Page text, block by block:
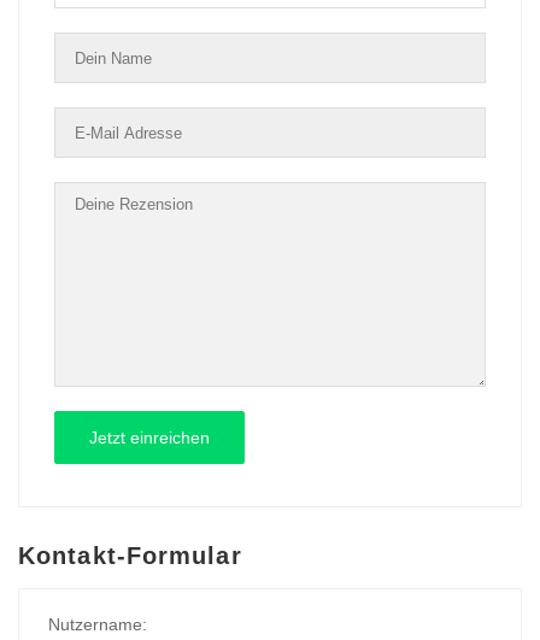
Kontakt-Formular
Nutzername: